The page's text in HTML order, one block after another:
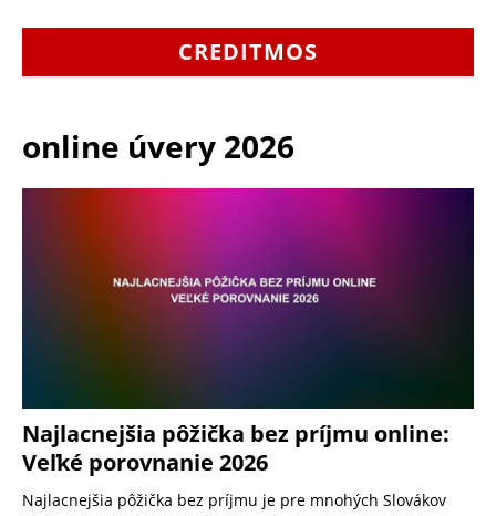
CREDITMOS
online úvery 2026
Najlacnejšia pôžička bez príjmu online:
Veľké porovnanie 2026
Najlacnejšia pôžička bez príjmu je pre mnohých Slovákov